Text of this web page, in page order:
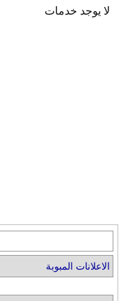
لا يوجد خدمات